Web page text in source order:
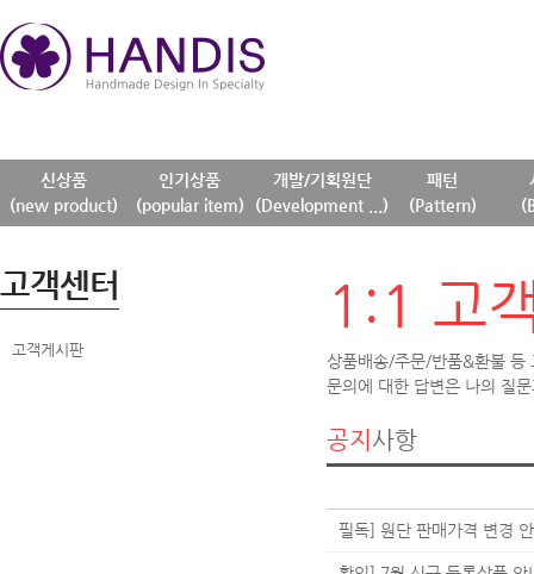
신상품
(new product)
인기상품
(popular item)
개발/기획원단
(Development ...)
패턴
(Pattern)
고객센터
고객게시판
1:1 고
상품배송/주문/반품&환불 등
문의에 대한 답변은 나의 질
공지 사항
필독] 원단 판매가격 변경